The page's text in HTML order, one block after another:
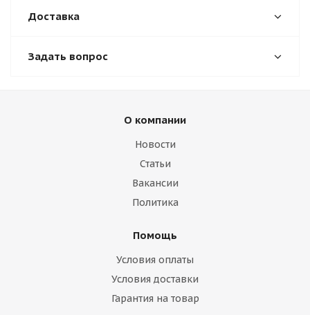
Доставка
Задать вопрос
О компании
Новости
Статьи
Вакансии
Политика
Помощь
Условия оплаты
Условия доставки
Гарантия на товар